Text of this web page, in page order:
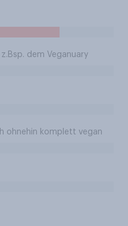
dem Veganuary
ohnehin komplett vegan